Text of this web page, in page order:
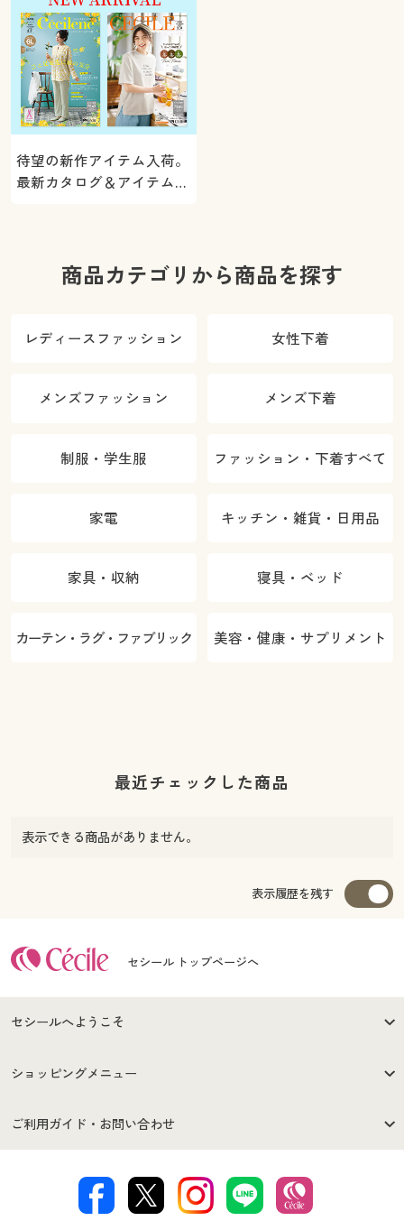
待望の新作アイテム入荷。
最新カタログ＆アイテムを
商品カテゴリから商品を探す
レディースファッション 女性下着
メンズファッション メンズ下着
制服・学生服 ファッション・下着すべて
家電 キッチン・雑貨・日用品
家具・収納 寝具・ベッド
カーテン・ラグ・ファブリック 美容・健康・サプリメント
最近チェックした商品
表示できる商品がありません。
表示履歴を残す
セシール トップページへ
セシールへようこそ
はじめての方へ
セシールご利用規約
著作権・商標について 会社案内
ショッピングメニュー
商品カテゴリ
ご利用ガイド・お問い合わせ
交換・返品は お支払は